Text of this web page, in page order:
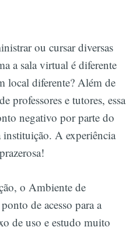
ou cursar diversas
a sala virtual é diferente
local diferente? Além de
professores e tutores, essa
negativo por parte do
instituição. A experiência
o Ambiente de
de acesso para a
de uso e estudo muito